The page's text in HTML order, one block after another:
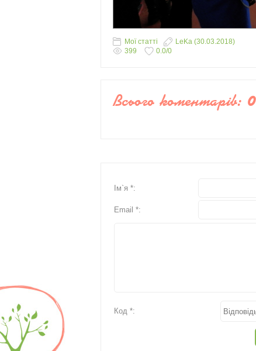
Мої статті LeKa (30.03.2018)
399
0.0/0
Всього коментарів: 0
Ім`я *:
Email *:
Код *: